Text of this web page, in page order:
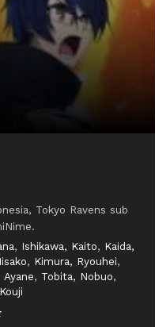
Tokyo Ravens sub
, Ishikawa, Kaito, Kaida,
, Kimura, Ryouhei,
Ayane, Tobita, Nobuo,